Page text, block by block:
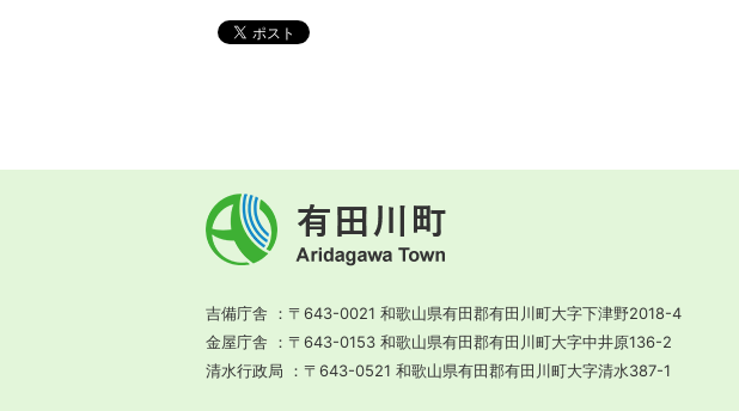
有
田
川
Town
吉備庁舎
〒643-0021 和歌山県有田郡有田川町大字下津野2018-4
金屋庁舎
〒643-0153 和歌山県有田郡有田川町大字中井原136-2
清水行政局
〒643-0521 和歌山県有田郡有田川町大字清水387-1